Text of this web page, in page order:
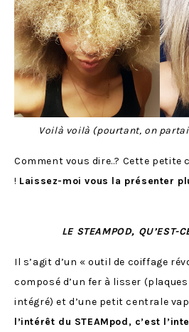
Voilà voilà (pourtant, on
Comment vous dire..? Cette petite
! Laissez-moi vous la présenter
LE STEAMPOD, QU’EST-
Il s’agit d’un « outil de coiffage
composé d’un fer à lisser
intégré) et d’une petit centrale
l’intérêt du STEAMpod, c’est